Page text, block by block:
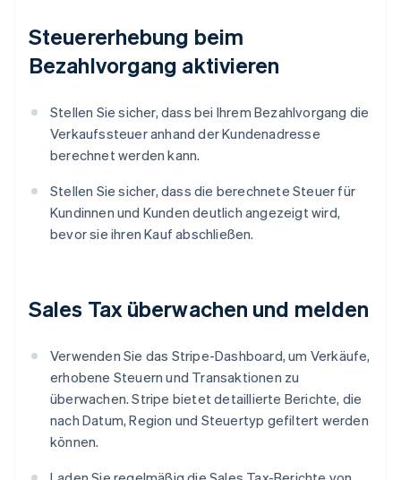
Steuererhebung beim
Bezahlvorgang aktivieren
Stellen Sie sicher, dass bei Ihrem Bezahlvorgang die
Verkaufssteuer anhand der Kundenadresse
berechnet werden kann.
Stellen Sie sicher, dass die berechnete Steuer für
Kundinnen und Kunden deutlich angezeigt wird,
bevor sie ihren Kauf abschließen.
Sales Tax überwachen und melden
Verwenden Sie das Stripe-Dashboard, um Verkäufe,
erhobene Steuern und Transaktionen zu
überwachen. Stripe bietet detaillierte Berichte, die
nach Datum, Region und Steuertyp gefiltert werden
können.